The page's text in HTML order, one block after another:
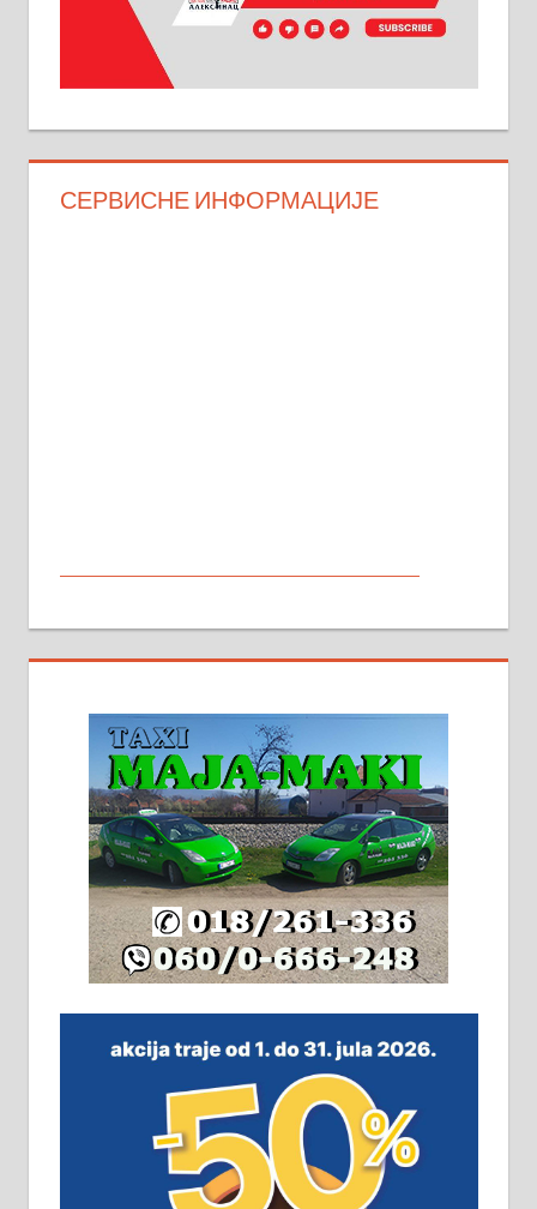
СЕРВИСНЕ ИНФОРМАЦИЈЕ
стамбене целине једна уз другу.
2х150м2, две гараже, централно
грејање на гас и дрва. Две
адресе. 063/71-74-023
Издајем комплетно опремљену
халу на Житковачком путу, на
плацу површине око 7 ари.
064/321-80-51; 063/102-35-25
На продају легализована, нова,
м2 са плацем од 8 ари у Зеленом
виру у Алексинцу. Могућа
замена. 064/21-63-584
ПОСЛОВНИ ОГЛАСИ